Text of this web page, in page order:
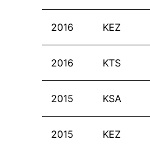
2016 KEZ
2016 KTS
2015 KSA
2015 KEZ